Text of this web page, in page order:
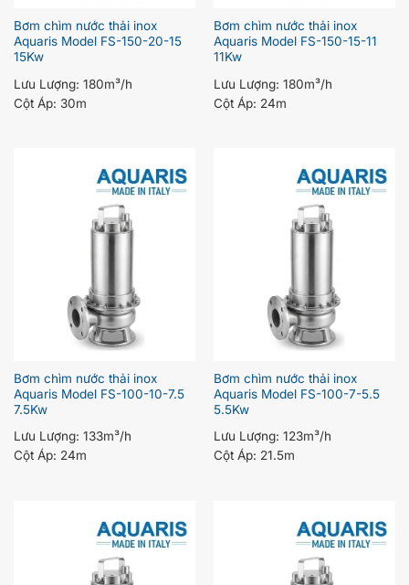
Bơm chìm nước thải inox
Aquaris Model FS-150-20-15
15Kw
Lưu Lượng: 180m³/h
Cột Áp: 30m
Bơm chìm nước thải inox
Aquaris Model FS-150-15-11
11Kw
Lưu Lượng: 180m³/h
Cột Áp: 24m
Bơm chìm nước thải inox
Aquaris Model FS-100-10-7.5
7.5Kw
Lưu Lượng: 133m³/h
Cột Áp: 24m
Bơm chìm nước thải inox
Aquaris Model FS-100-7-5.5
5.5Kw
Lưu Lượng: 123m³/h
Cột Áp: 21.5m